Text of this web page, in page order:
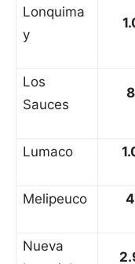
Lonquima
y
Los
Sauces
Lumaco
Melipeuco
Nueva